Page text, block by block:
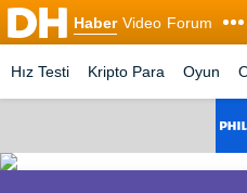
Haber Video Forum
Hız Testi Kripto Para Oyun